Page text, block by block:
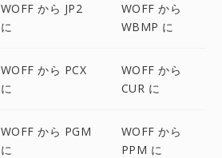
WOFF から JP2
に
WOFF から
WBMP に
WOFF から PCX
に
WOFF から
CUR に
WOFF から PGM
に
WOFF から
PPM に